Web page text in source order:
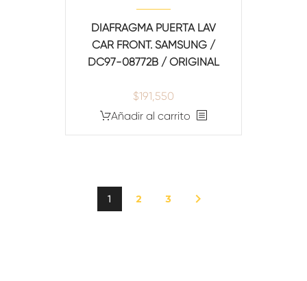
DIAFRAGMA PUERTA LAV
CAR FRONT. SAMSUNG /
DC97-08772B / ORIGINAL
$191,550
Añadir al carrito
1 2 3